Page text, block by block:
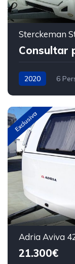
Sterckeman
Consultar
2020 6
Exclusiva
Adria Aviva
21.300€